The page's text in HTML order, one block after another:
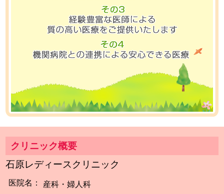
クリニック概要
石原レディースクリニック
医院名：
産科・婦人科